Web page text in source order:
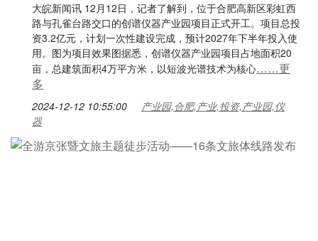
大皖新闻讯 12月12日，记者了解到，位于合肥高新区彩虹西
路与孔雀台路交口的创谱仪器产业园项目正式开工。项目总投
资3.2亿元，计划一次性建设完成，预计2027年下半年投入使
用。图为项目效果图据悉，创谱仪器产业园项目占地面积20
亩，总建筑面积4万平方米，以短波光谱技术为核心……更
多
2024-12-12 10:55:00
产业园,合肥,产业,投资,产业园,仪
器